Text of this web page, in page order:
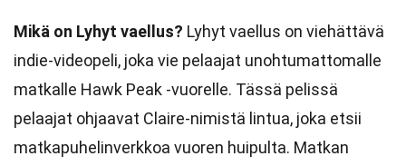
Mikä on Lyhyt vaellus? Lyhyt vaellus on viehättävä
indie-videopeli, joka vie pelaajat unohtumattomalle
matkalle Hawk Peak -vuorelle. Tässä pelissä
pelaajat ohjaavat Claire-nimistä lintua, joka etsii
matkapuhelinverkkoa vuoren huipulta. Matkan